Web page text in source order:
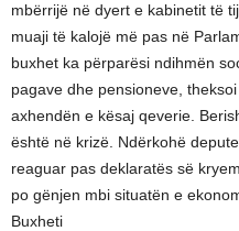
mbërrijë në dyert e kabinetit të
muaji të kalojë më pas në
buxhet ka përparësi ndihmën
pagave dhe pensioneve,
axhendën e kësaj qeverie.
është në krizë. Ndërkohë
reaguar pas deklaratës së
po gënjen mbi situatën e
Buxheti